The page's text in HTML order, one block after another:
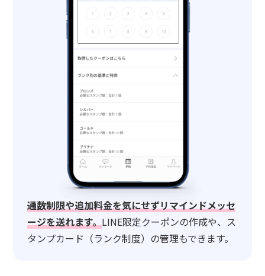
通数制限や追加料金を気にせずリマインドメッセ
ージを送れます。LINE限定クーポンの作成や、ス
タンプカード（ランク制度）の管理もできます。